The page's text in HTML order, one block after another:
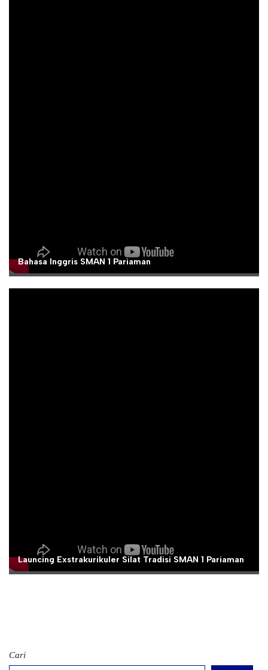
Bahasa Inggris SMAN 1 Pariaman
Launcing Exstrakurikuler Silat Tradisi SMAN 1 Pariaman
Cari